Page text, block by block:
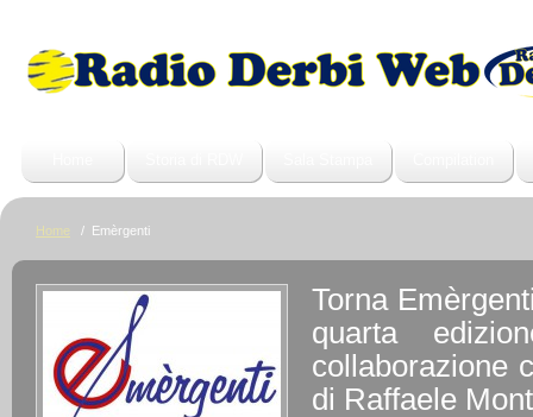
Home / Emèrgenti
Torna
quarta
collaborazione
di Raffaele